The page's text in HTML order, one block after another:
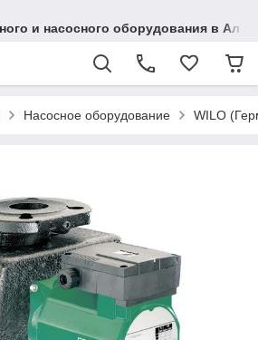
и насосного оборудования в
Насосное оборудование WILO